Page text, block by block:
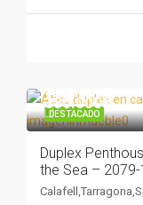
DESTACADO
380.000€
Duplex
the Sea – 2079-